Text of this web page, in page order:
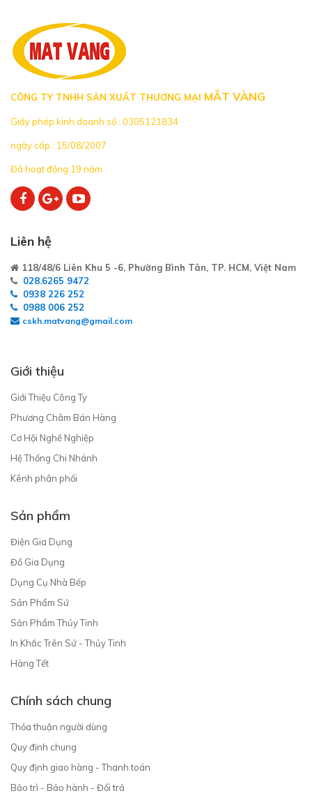
CÔNG TY TNHH SẢN XUẤT THƯƠNG MẠI MẮT VÀNG
Giấy phép kinh doanh số : 0305121834
ngày cấp : 15/08/2007
Đã hoạt động 19 năm
Liên hệ
118/48/6 Liên Khu 5 -6, Phường Bình Tân, TP. HCM, Việt Nam
028.6265 9472
0938 226 252
0988 006 252
cskh.matvang@gmail.com
Giới thiệu
Giới Thiệu Công Ty
Phương Châm Bán Hàng
Cơ Hội Nghề Nghiệp
Hệ Thống Chi Nhánh
Kênh phân phối
Sản phẩm
Điện Gia Dụng
Đồ Gia Dụng
Dụng Cụ Nhà Bếp
Sản Phẩm Sứ
Sản Phẩm Thủy Tinh
In Khắc Trên Sứ - Thủy Tinh
Hàng Tết
Chính sách chung
Thỏa thuận người dùng
Quy định chung
Quy định giao hàng - Thanh toán
Bảo trì - Bảo hành - Đổi trả